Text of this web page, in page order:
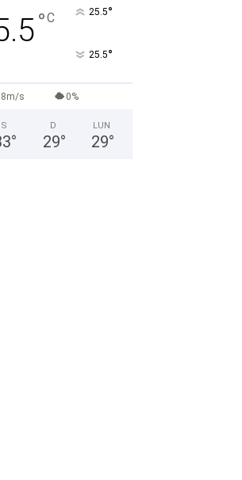
°C 25.5°
25.5°
s 0%
S
°
D
29°
LUN
29°